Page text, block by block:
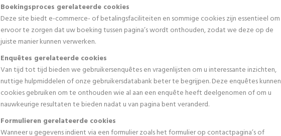
Boekingsproces gerelateerde cookies
Deze site biedt e-commerce- of betalingsfaciliteiten en sommige cookies zijn essentieel om
ervoor te zorgen dat uw boeking tussen pagina’s wordt onthouden, zodat we deze op de
juiste manier kunnen verwerken.
Enquêtes gerelateerde cookies
Van tijd tot tijd bieden we gebruikersenquêtes en vragenlijsten om u interessante inzichten,
nuttige hulpmiddelen of onze gebruikersdatabank beter te begrijpen. Deze enquêtes kunnen
cookies gebruiken om te onthouden wie al aan een enquête heeft deelgenomen of om u
nauwkeurige resultaten te bieden nadat u van pagina bent veranderd.
Formulieren gerelateerde cookies
Wanneer u gegevens indient via een formulier zoals het formulier op contactpagina’s of